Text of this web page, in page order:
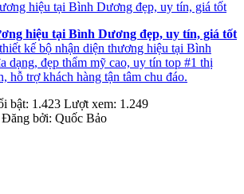
hiệu tại Bình Dương đẹp, uy tín, giá tốt
kế bộ nhận diện thương hiệu tại Bình
dạng, đẹp thẩm mỹ cao, uy tín top #1 thị
hỗ trợ khách hàng tận tâm chu đáo.
bật: 1.423 Lượt xem: 1.249
Đăng bởi: Quốc Bảo